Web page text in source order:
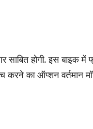
होगी. इस बाइक में
करने का ऑप्शन वर्तमान